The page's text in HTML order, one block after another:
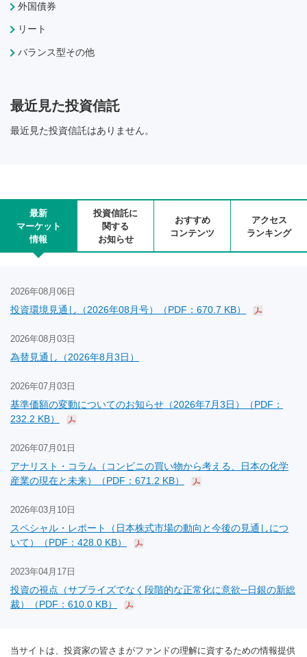
外国債券
リート
バランス型その他
最近見た投資信託
最近見た投資信託はありません。
最新
マーケット
情報
投資信託に
関する
お知らせ
おすすめ
コンテンツ
アクセス
ランキング
2026年08月06日
投資環境見通し（2026年08月号）（PDF：670.7 KB）
2026年08月03日
為替見通し（2026年8月3日）
2026年07月03日
基準価額の変動についてのお知らせ（2026年7月3日）（PDF：
232.2 KB）
2026年07月01日
アナリスト・コラム（コンビニの買い物から考える、日本の化学
産業の現在と未来）（PDF：671.2 KB）
2026年03月10日
スペシャル・レポート（日本株式市場の動向と今後の見通しにつ
いて）（PDF：428.0 KB）
2023年04月17日
投資の視点（サプライズでなく段階的な正常化に意欲─日銀の新総
裁）（PDF：610.0 KB）
当サイトは、投資家の皆さまがファンドの理解に資するための情報提供